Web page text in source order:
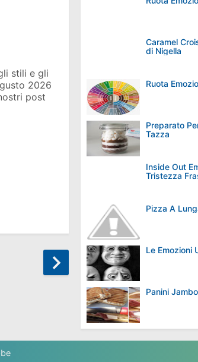
stili e gli
2026
post
Caramel
di Nigella
Ruota
Preparato
Tazza
Inside Out
Tristezza
Pizza A
Le Emozioni
Panini